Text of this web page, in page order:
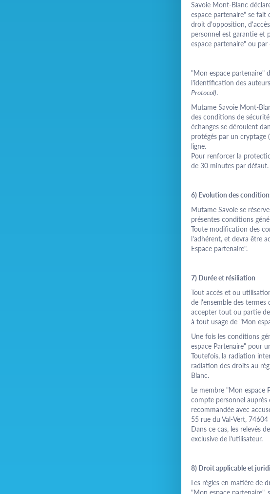
Savoie Mont-Blanc
espace partenaire" se fait
droit d'opposition,
personnel est garantie et
espace partenaire" ou par
"Mon espace partenaire"
l'identification des
Protocol).
Mutame Savoie Mont-
des conditions de
échanges se déroulent
protégés par un cryptage
ligne.
Pour renforcer la
de 30 minutes par défaut.
6) Evolution des
Mutame Savoie se
présentes conditions
Toute modification des
l'adhérent, et devra être
Espace partenaire".
7) Durée et résiliation
Tout accès et ou
de l'ensemble des termes
accepter tout ou partie
à tout usage de "Mon
Une fois les conditions
espace Partenaire" pour
Toutefois, la radiation
radiation des droits au
Blanc.
Le membre "Mon espace
compte personnel
recommandée avec
55 rue du Val-Vert, 74604
Dans ce cas, les relevés
exclusive de l'utilisateur.
8) Droit applicable et
Les règles en matière de
"Mon espace partenaire",